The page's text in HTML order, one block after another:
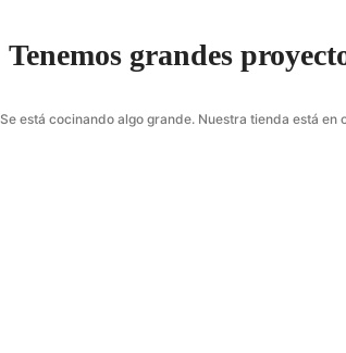
Tenemos grandes
Se está cocinando algo grande. Nuestra tienda está en